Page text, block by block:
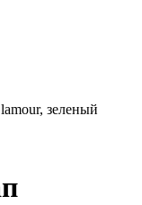
зеленый